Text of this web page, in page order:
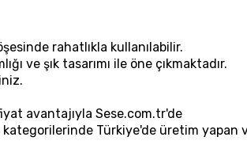
rahatlıkla kullanılabilir.
ve şık tasarımı ile öne çıkmaktadır.
avantajıyla Sese.com.tr'de
kategorilerinde Türkiye'de üretim